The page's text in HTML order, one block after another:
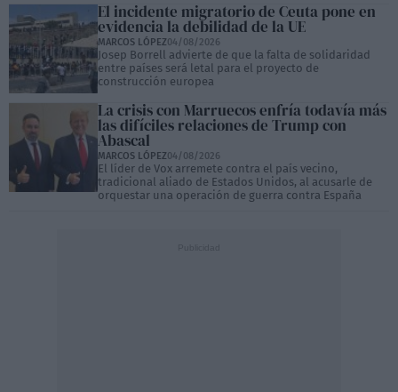
El incidente migratorio de Ceuta pone en
evidencia la debilidad de la UE
MARCOS LÓPEZ04/08/2026
Josep Borrell advierte de que la falta de solidaridad
entre países será letal para el proyecto de
construcción europea
La crisis con Marruecos enfría todavía más
las difíciles relaciones de Trump con
Abascal
MARCOS LÓPEZ04/08/2026
El líder de Vox arremete contra el país vecino,
tradicional aliado de Estados Unidos, al acusarle de
orquestar una operación de guerra contra España